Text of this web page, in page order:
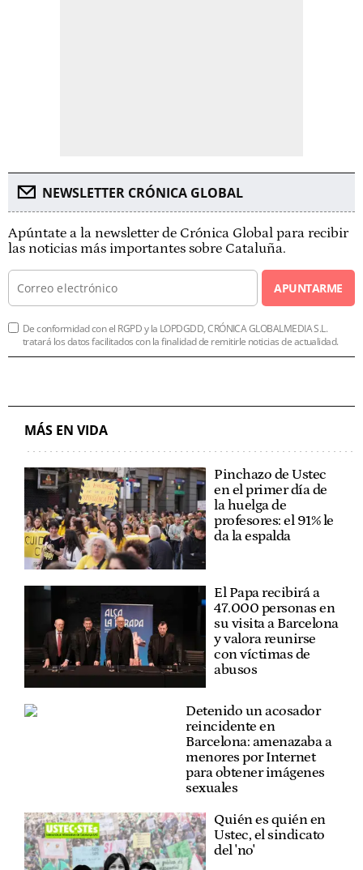
NEWSLETTER CRÓNICA GLOBAL
Apúntate a la newsletter de Crónica Global para recibir
las noticias más importantes sobre Cataluña.
APUNTARME
De conformidad con el RGPD y la LOPDGDD, CRÓNICA GLOBALMEDIA S.L.
tratará los datos facilitados con la finalidad de remitirle noticias de actualidad.
MÁS EN VIDA
Pinchazo de Ustec
en el primer día de
la huelga de
profesores: el 91% le
da la espalda
El Papa recibirá a
47.000 personas en
su visita a Barcelona
y valora reunirse
con víctimas de
abusos
Detenido un acosador
reincidente en
Barcelona: amenazaba a
menores por Internet
para obtener imágenes
sexuales
Quién es quién en
Ustec, el sindicato
del 'no'